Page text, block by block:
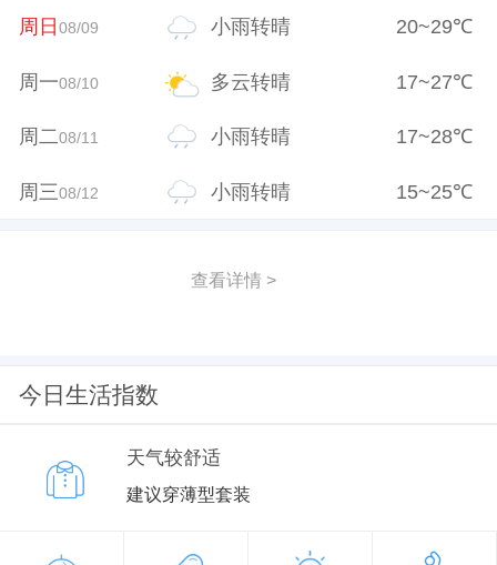
周日08/09 小雨转晴 20~29℃
周一08/10 多云转晴 17~27℃
周二08/11 小雨转晴 17~28℃
周三08/12 小雨转晴 15~25℃
查看详情 >
今日生活指数
天气较舒适
建议穿薄型套装